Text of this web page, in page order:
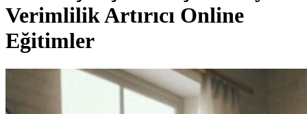
Verimlilik Artırıcı Online
Eğitimler